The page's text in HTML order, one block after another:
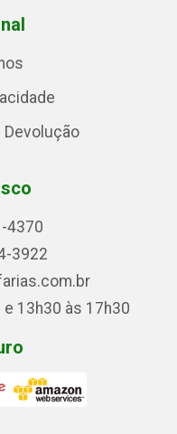
Devolução
4370
3922
e 13h30 às 17h30